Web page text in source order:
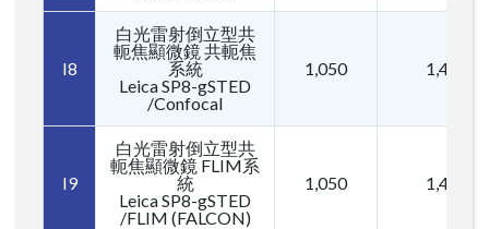
I8
白光雷射倒立型共
軛焦顯微鏡 共軛焦
系統
Leica SP8-gSTED
/Confocal
1,050 1,470
I9
白光雷射倒立型共
軛焦顯微鏡 FLIM系
統
Leica SP8-gSTED
/FLIM (FALCON)
1,050 1,470